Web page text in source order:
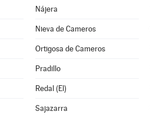
Nájera
Nieva de Cameros
Ortigosa de Cameros
Pradillo
Redal (El)
Sajazarra